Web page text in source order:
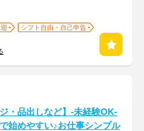
シフト自由・自己申告
ジ・品出しなど】-未経験OK-
始めやすい♪お仕事シンプル